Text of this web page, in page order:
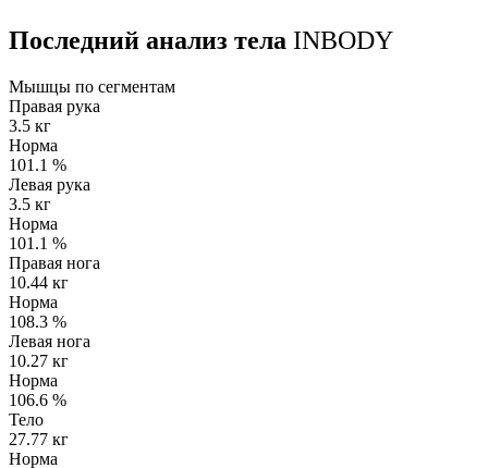
Последний анализ тела INBODY
Мышцы по сегментам
Правая рука
3.5 кг
Норма
101.1 %
Левая рука
3.5 кг
Норма
101.1 %
Правая нога
10.44 кг
Норма
108.3 %
Левая нога
10.27 кг
Норма
106.6 %
Тело
27.77 кг
Норма